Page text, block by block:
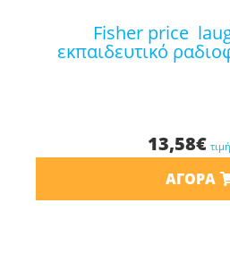
fisher price laugh & learn
εκπαιδευτικό
13,58€
ΑΓΟΡΆ